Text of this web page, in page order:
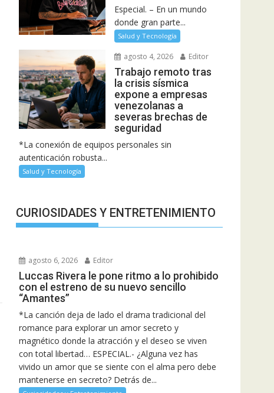
Especial. – En un mundo
donde gran parte...
Salud y Tecnología
agosto 4, 2026 Editor
Trabajo remoto tras
la crisis sísmica
expone a empresas
venezolanas a
severas brechas de
seguridad
*La conexión de equipos personales sin
autenticación robusta...
Salud y Tecnología
CURIOSIDADES Y ENTRETENIMIENTO
agosto 6, 2026 Editor
Luccas Rivera le pone ritmo a lo prohibido
con el estreno de su nuevo sencillo
“Amantes”
*La canción deja de lado el drama tradicional del
romance para explorar un amor secreto y
magnético donde la atracción y el deseo se viven
con total libertad… ESPECIAL.- ¿Alguna vez has
vivido un amor que se siente con el alma pero debe
mantenerse en secreto? Detrás de...